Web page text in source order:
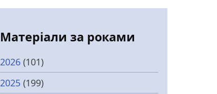
Матеріали за роками
2026 (101)
2025 (199)